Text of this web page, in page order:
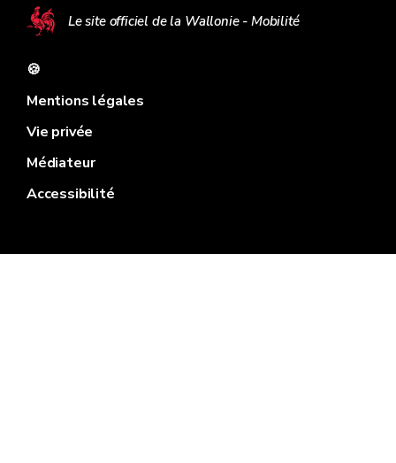
Le site officiel de la Wallonie - Mobilité
🍪
Mentions légales
Vie privée
Médiateur
Accessibilité